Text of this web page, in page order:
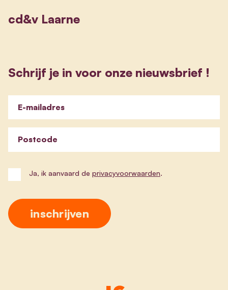
cd&v Laarne
Schrijf je in voor onze nieuwsbrief !
E-mailadres
Postcode
Ja, ik aanvaard de privacyvoorwaarden.